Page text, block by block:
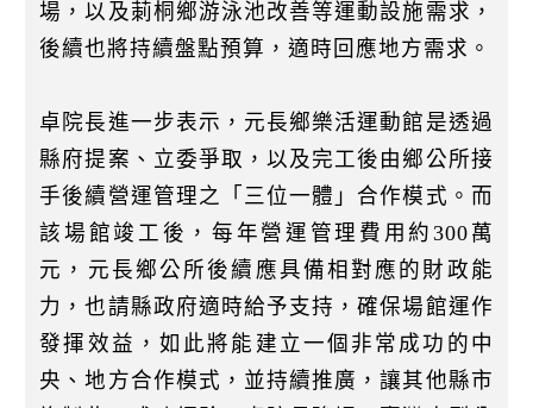
場，以及莿桐鄉游泳池改善等運動設施需求，
後續也將持續盤點預算，適時回應地方需求。
卓院長進一步表示，元長鄉樂活運動館是透過
縣府提案、立委爭取，以及完工後由鄉公所接
手後續營運管理之「三位一體」合作模式。而
該場館竣工後，每年營運管理費用約300萬
元，元長鄉公所後續應具備相對應的財政能
力，也請縣政府適時給予支持，確保場館運作
發揮效益，如此將能建立一個非常成功的中
央、地方合作模式，並持續推廣，讓其他縣市